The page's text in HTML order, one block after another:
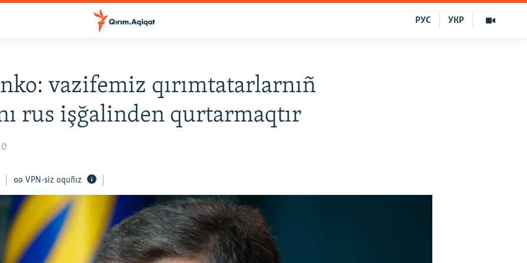
УКР
РУС
vazifemiz qırımtatarlarnıñ
rus işğalinden qurtarmaqtır
VPN-siz oquñız